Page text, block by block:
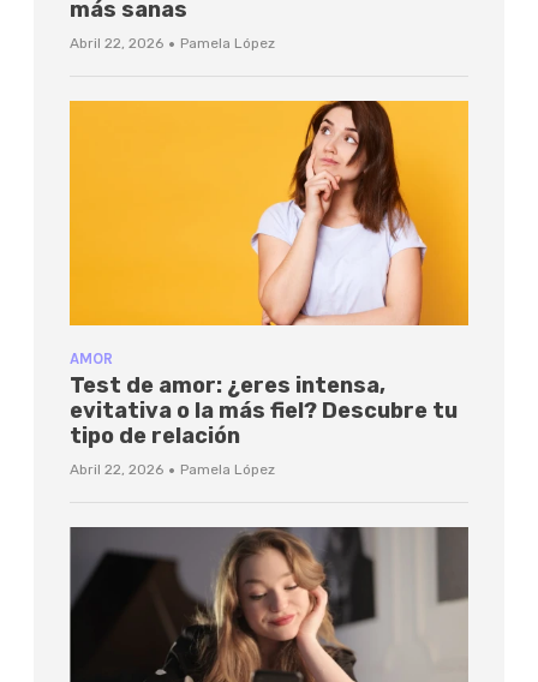
más sanas
Abril 22, 2026 · Pamela López
AMOR
Test de amor: ¿eres intensa,
evitativa o la más fiel? Descubre tu
tipo de relación
Abril 22, 2026 · Pamela López